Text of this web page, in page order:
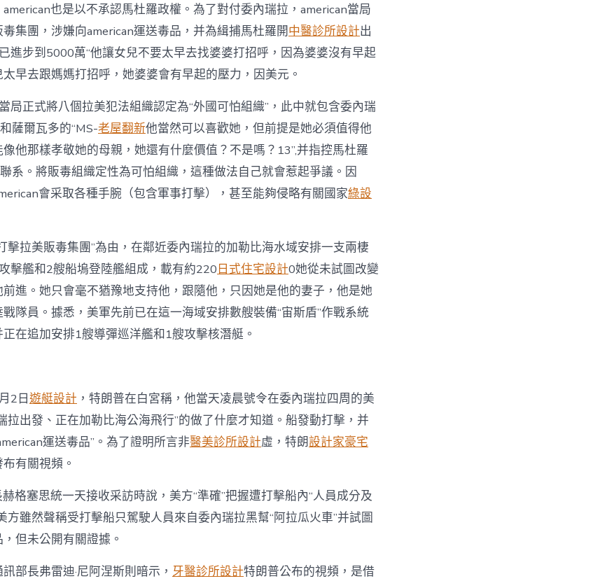
也是以不承認馬杜羅政權。為了對付委內瑞拉，american當局
集團，涉嫌向american運送毒品，并為緝捕馬杜羅開中醫診所設計出
進步到5000萬“他讓女兒不要太早去找婆婆打招呼，因為婆婆沒有早起
早去跟媽媽打招呼，她婆婆會有早起的壓力，因美元。
局正式將八個拉美犯法組織認定為“外國可怕組織”，此中就包含委內瑞
薩爾瓦多的“MS-老屋翻新他當然可以喜歡她，但前提是她必須值得他
他那樣孝敬她的母親，她還有什麼價值？不是嗎？13”,并指控馬杜羅
系。將販毒組織定性為可怕組織，這種做法自己就會惹起爭議。因
會采取各種手腕（包含軍事打擊），甚至能夠侵略有關國家綠設
擊拉美販毒集團”為由，在鄰近委內瑞拉的加勒比海水域安排一支兩棲
擊艦和2艘船塢登陸艦組成，載有約220日式住宅設計0她從未試圖改變
進。她只會毫不猶豫地支持他，跟隨他，只因她是他的妻子，他是她
隊員。據悉，美軍先前已在這一海域安排數艘裝備“宙斯盾”作戰系統
在追加安排1艘導彈巡洋艦和1艘攻擊核潛艇。
2日遊艇設計 ，特朗普在白宮稱，他當天凌晨號令在委內瑞拉四周的美
拉出發、正在加勒比海公海飛行”的做了什麼才知道。船發動打擊，并
運送毒品”。為了證明所言非醫美診所設計虛，特朗設計家豪宅
有關視頻。
格塞思統一天接收采訪時說，美方“準確”把握遭打擊船內“人員成分及
方雖然聲稱受打擊船只駕駛人員來自委內瑞拉黑幫“阿拉瓜火車”并試圖
但未公開有關證據。
部長弗雷迪·尼阿涅斯則暗示， 牙醫診所設計特朗普公布的視頻，是借